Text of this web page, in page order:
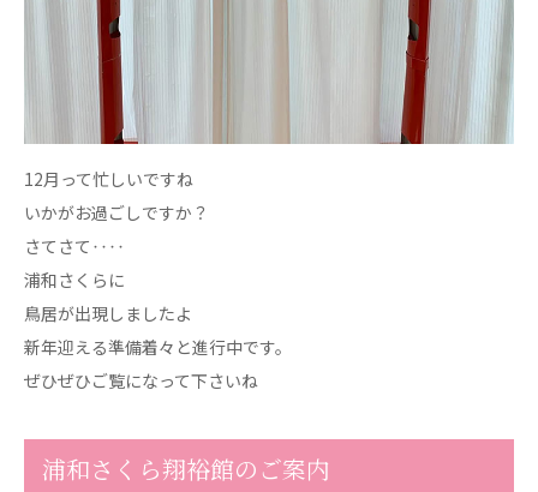
爽やかな風九州
社会福祉法人 福ふく
社会福祉法人 心の会
心の会
医療（共に生きる仲間達）
医療法人社団 美翔会
聖心美容クリニック
S-Labo（渋谷院）
医療法人社団 デンタルケアコミュニティ
医療法人 共生会
12月って忙しいですね
いかがお過ごしですか？
さてさて‥‥
浦和さくらに
鳥居が出現しましたよ
新年迎える準備着々と進行中です。
ぜひぜひご覧になって下さいね
浦和さくら翔裕館のご案内